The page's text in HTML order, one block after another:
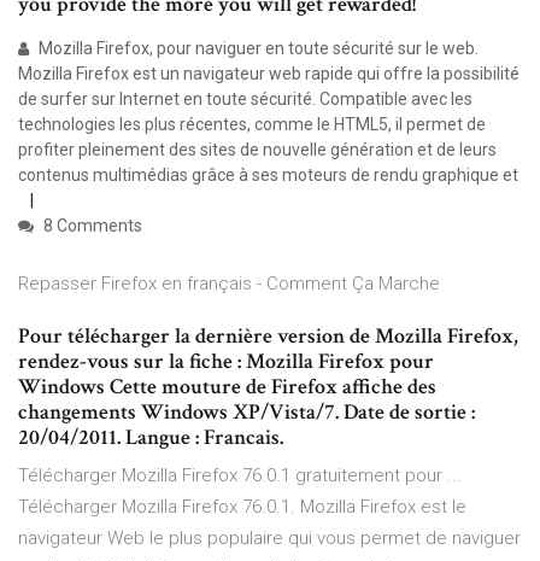
Mozilla Firefox, pour naviguer en toute sécurité sur le web.
Mozilla Firefox est un navigateur web rapide qui offre la possibilité
de surfer sur Internet en toute sécurité. Compatible avec les
technologies les plus récentes, comme le HTML5, il permet de
profiter pleinement des sites de nouvelle génération et de leurs
contenus multimédias grâce à ses moteurs de rendu graphique et
8 Comments
Repasser Firefox en français - Comment Ça Marche
Pour télécharger la dernière version de Mozilla Firefox,
rendez-vous sur la fiche : Mozilla Firefox pour
Windows Cette mouture de Firefox affiche des
changements Windows XP/Vista/7. Date de sortie :
20/04/2011. Langue : Francais.
Télécharger Mozilla Firefox 76.0.1 gratuitement pour ...
Télécharger Mozilla Firefox 76.0.1. Mozilla Firefox est le
navigateur Web le plus populaire qui vous permet de naviguer